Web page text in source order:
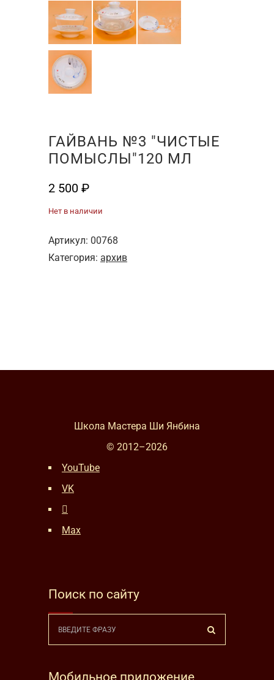
ГАЙВАНЬ №3 "ЧИСТЫЕ
ПОМЫСЛЫ"120 МЛ
2 500 ₽
Нет в наличии
Артикул: 00768
Категория: архив
Школа Мастера Ши Янбина
© 2012–2026
YouTube
VK
Max
Поиск по сайту